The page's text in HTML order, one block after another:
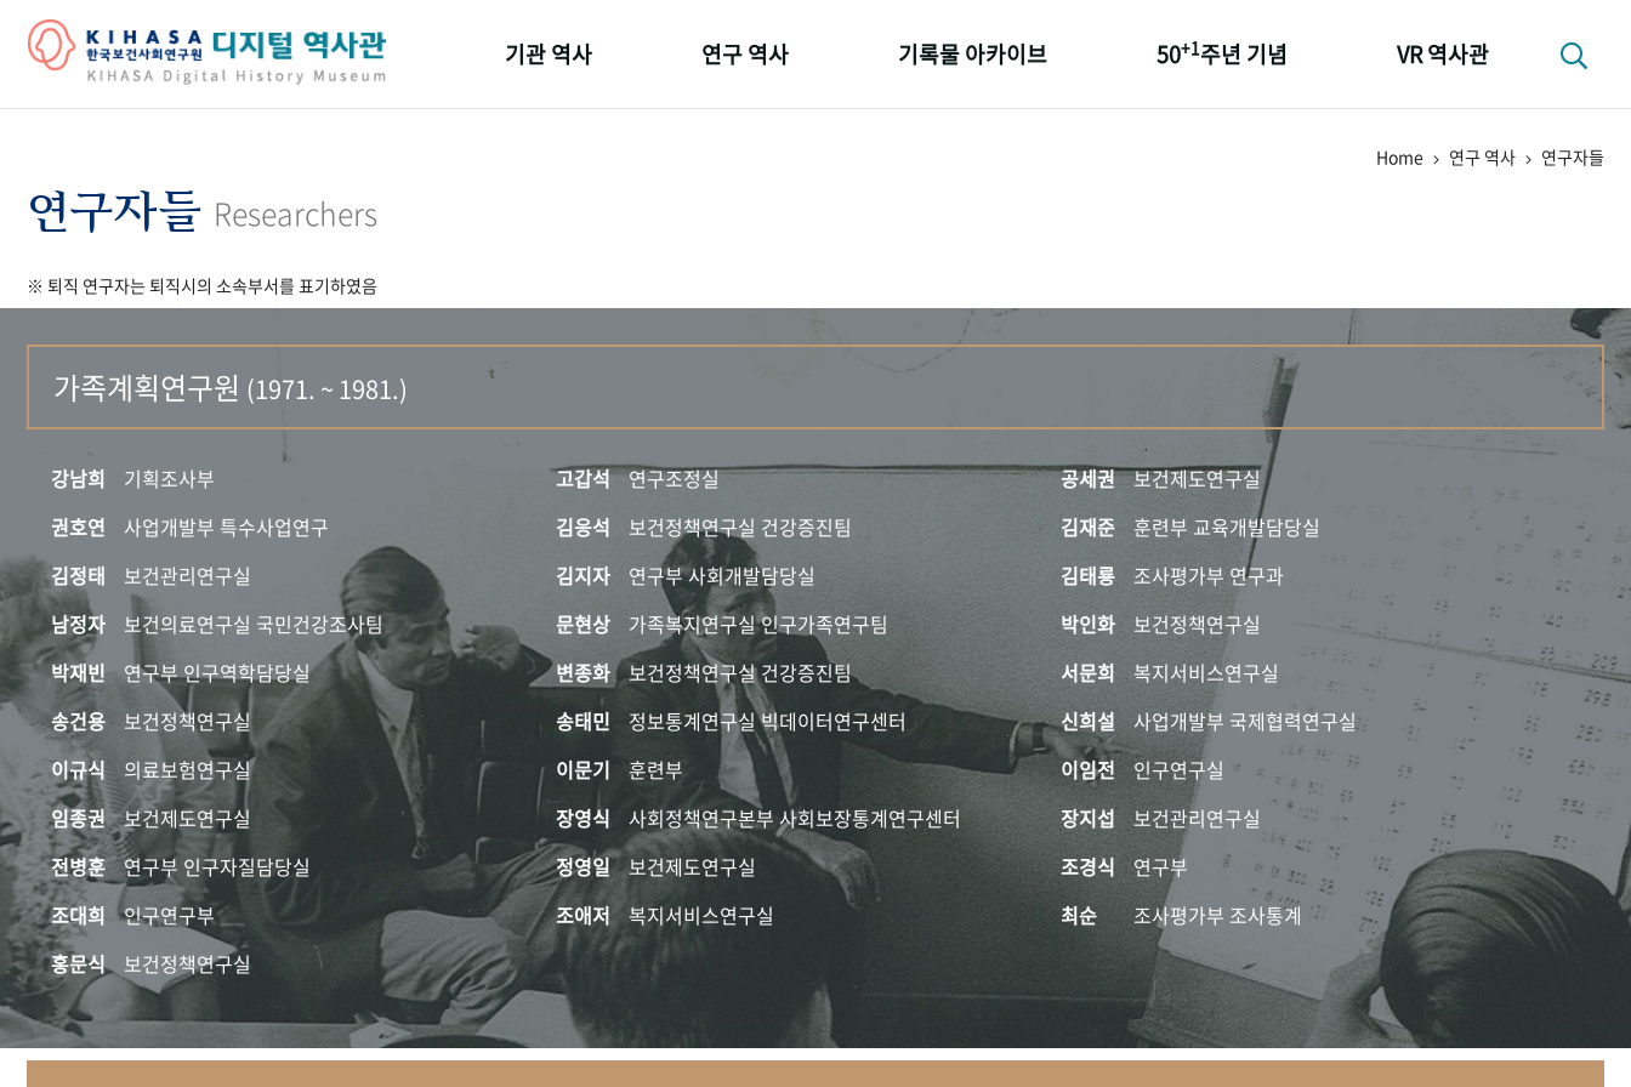
기관 역사 연구 역사 기록물 아카이브 50+1주년 기념 VR 역사관
Home 연구 역사 연구자들
연구자들 Researchers
※ 퇴직 연구자는 퇴직시의 소속부서를 표기하였음
가족계획연구원 (1971. ~ 1981.)
강남희 기획조사부 고갑석 연구조정실 공세권
보건제도연구실
권호연
사업개발부 특수사업연구 김응석 보건정책연구실 건강증진팀 김재준
훈련부 교육개발담당실
김정태
보건관리연구실 김지자 연구부 사회개발담당실 김태룡
조사평가부 연구과
남정자
보건의료연구실 국민건강조사팀 문현상 가족복지연구실 인구가족연구팀 박인화
보건정책연구실
박재빈
연구부 인구역학담당실 변종화 보건정책연구실 건강증진팀 서문희
복지서비스연구실
송건용
보건정책연구실 송태민 정보통계연구실 빅데이터연구센터 신희설
사업개발부 국제협력연구실
이규식
의료보험연구실 이문기 훈련부 이임전
인구연구실
임종권
보건제도연구실 장영식 사회정책연구본부 사회보장통계연구센터 장지섭
보건관리연구실
전병훈
연구부 인구자질담당실 정영일 보건제도연구실 조경식
연구부
조대희
인구연구부 조애저 복지서비스연구실 최순
조사평가부 조사통계
홍문식
보건정책연구실